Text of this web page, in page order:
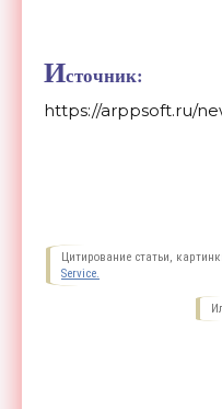
Источник:
https://arppsoft.ru/
Цитирование статьи,
Service.